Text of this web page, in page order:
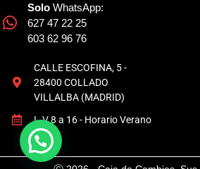
Solo WhatsApp:
627 47 22 25
603 62 96 76
CALLE ESCOFINA, 5 -
28400 COLLADO
VILLALBA (MADRID)
L-V 8 a 16 - Horario Verano